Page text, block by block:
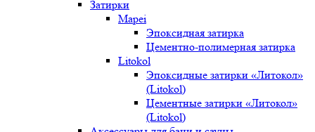
Затирки
Mapei
Эпоксидная затирка
Цементно-полимерная затирка
Litokol
Эпоксидные затирки «Литокол»
(Litokol)
Цементные затирки «Литокол»
(Litokol)